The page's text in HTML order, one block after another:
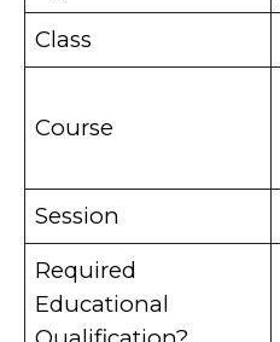
Class
Course
Session
Required
Educational